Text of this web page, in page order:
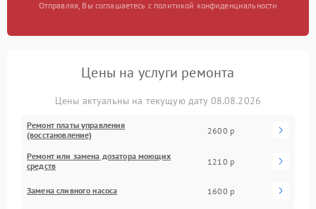
Отправляя, Вы соглашаетесь с политикой конфиденциальности
Цены на услуги ремонта
Цены актуальны на текущую дату 08.08.2026
Ремонт платы управления
(восстановление)
2600 р
Ремонт или замена дозатора моющих
средств
1210 р
Замена сливного насоса 1600 р